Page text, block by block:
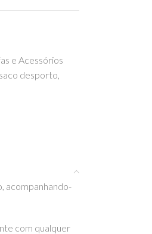
e Acessórios
saco desporto,
acompanhando-
com qualquer